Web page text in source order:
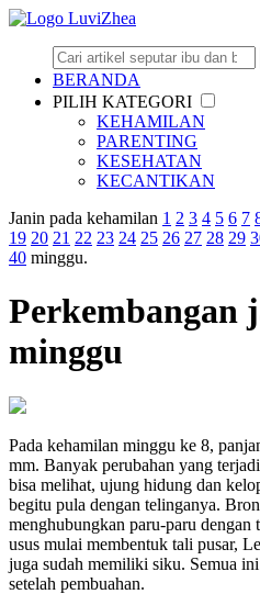
BERANDA
PILIH KATEGORI
KEHAMILAN
PARENTING
KESEHATAN
KECANTIKAN
Janin pada kehamilan 1 2 3 4 5 6 7
19 20 21 22 23 24 25 26 27 28 29
40 minggu.
Perkembangan
minggu
Pada kehamilan minggu ke 8,
mm. Banyak perubahan yang
bisa melihat, ujung hidung dan
begitu pula dengan telinganya.
menghubungkan paru-paru dengan
usus mulai membentuk tali pusar,
juga sudah memiliki siku. Semua
setelah pembuahan.